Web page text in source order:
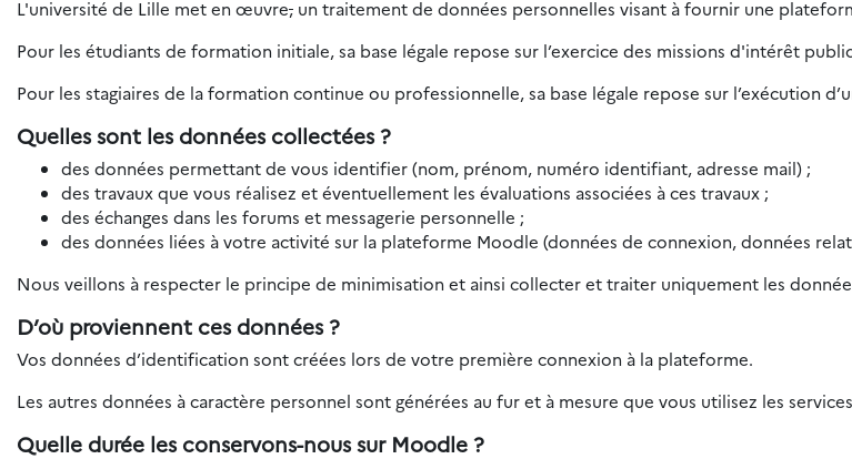
L'université de Lille met en œuvre, un traitement de données personnelles visant à fournir une
Pour les étudiants de formation initiale, sa base légale repose sur l’exercice des missions d'intérêt
Pour les stagiaires de la formation continue ou professionnelle, sa base légale repose sur l’exécution
Quelles sont les données collectées ?
des données permettant de vous identifier (nom, prénom, numéro identifiant, adresse mail) ;
des travaux que vous réalisez et éventuellement les évaluations associées à ces travaux ;
des échanges dans les forums et messagerie personnelle ;
des données liées à votre activité sur la plateforme Moodle (données de connexion, données
Nous veillons à respecter le principe de minimisation et ainsi collecter et traiter uniquement les
D’où proviennent ces données ?
Vos données d’identification sont créées lors de votre première connexion à la plateforme.
Les autres données à caractère personnel sont générées au fur et à mesure que vous utilisez les
Quelle durée les conservons-nous sur Moodle ?